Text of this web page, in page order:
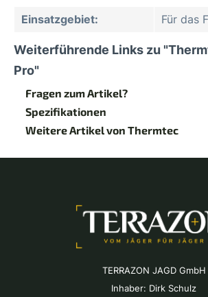
Einsatzgebiet:
Für das
Weiterführende Links zu
Pro"
Fragen zum Artikel?
Spezifikationen
Weitere Artikel von Thermtec
TERRAZON JAGD GmbH
Inhaber: Dirk Schulz